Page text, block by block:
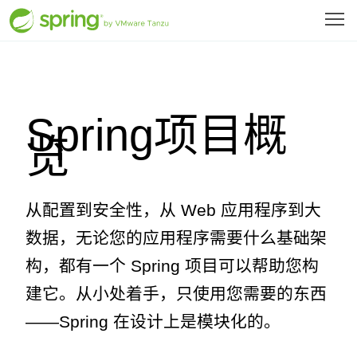
Spring项目概
览
从配置到安全性，从 Web 应用程序到大
数据，无论您的应用程序需要什么基础架
构，都有一个 Spring 项目可以帮助您构
建它。从小处着手，只使用您需要的东西
——Spring 在设计上是模块化的。